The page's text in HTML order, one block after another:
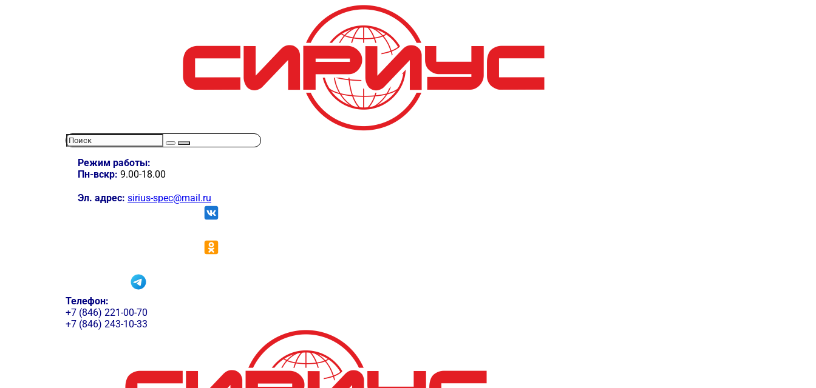
Режим работы:
Пн-вскр: 9.00-18.00
Эл. адрес: sirius-spec@mail.ru
Телефон:
+7 (846) 221-00-70
+7 (846) 243-10-33